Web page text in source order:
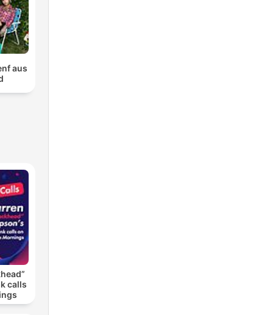
aus
calls